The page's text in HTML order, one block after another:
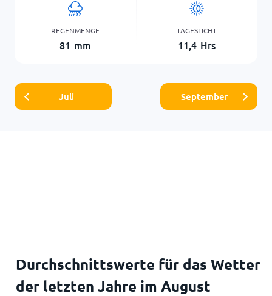
REGENMENGE
81 mm
TAGESLICHT
11,4 Hrs
Juli September
Durchschnittswerte für das Wetter
der letzten Jahre im August